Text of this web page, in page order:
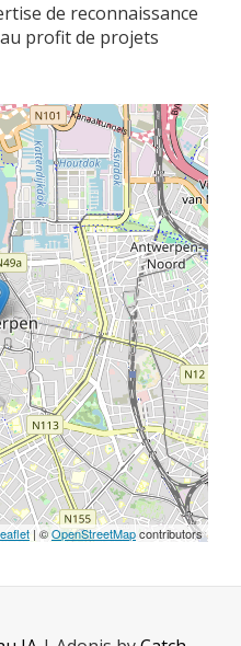
de reconnaissance
profit de projets
| ©OpenStreetMapcontributors